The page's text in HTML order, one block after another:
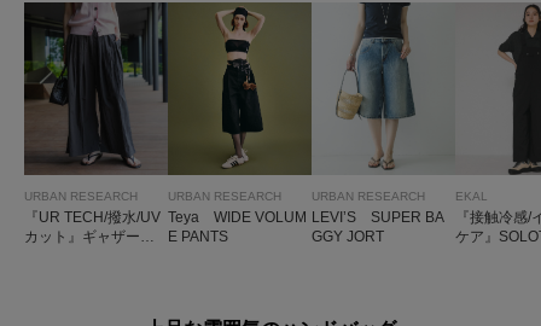
URBAN RESEARCH
『UR TECH/撥水/UV
カット』ギャザーワ
URBAN RESEARCH
Teya WIDE VOLUM
E PANTS
URBAN RESEARCH
LEVI’S SUPER BA
GGY JORT
EKAL
『接触冷感/
ケア』